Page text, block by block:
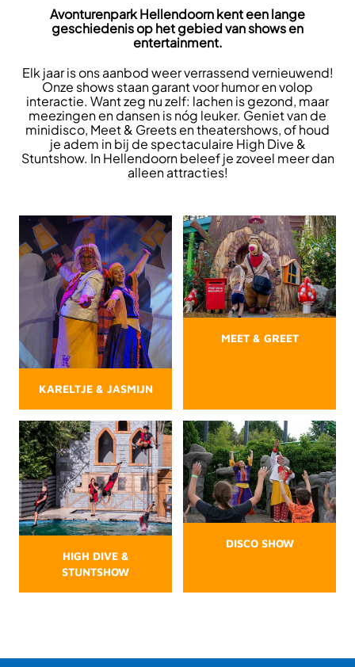
Avonturenpark Hellendoorn kent een lange
geschiedenis op het gebied van shows en
entertainment.
Elk jaar is ons aanbod weer verrassend vernieuwend!
Onze shows staan garant voor humor en volop
interactie. Want zeg nu zelf: lachen is gezond, maar
meezingen en dansen is nóg leuker. Geniet van de
minidisco, Meet & Greets en theatershows, of houd
je adem in bij de spectaculaire High Dive &
Stuntshow. In Hellendoorn beleef je zoveel meer dan
alleen attracties!
KARELTJE & JASMIJN
MEET & GREET
HIGH DIVE &
STUNTSHOW
DISCO SHOW